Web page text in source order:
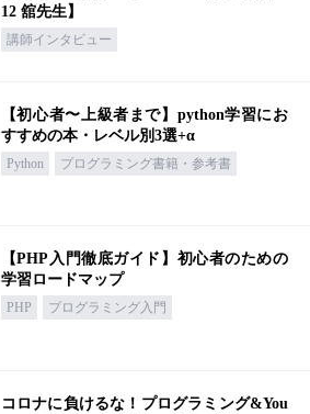
12 舘先生】
講師インタビュー
【初心者〜上級者まで】python学習にお
すすめの本・レベル別3選+α
Python プログラミング書籍・参考書
【PHP入門徹底ガイド】初心者のための
学習ロードマップ
PHP プログラミング入門
コロナに負けるな！プログラミング&You